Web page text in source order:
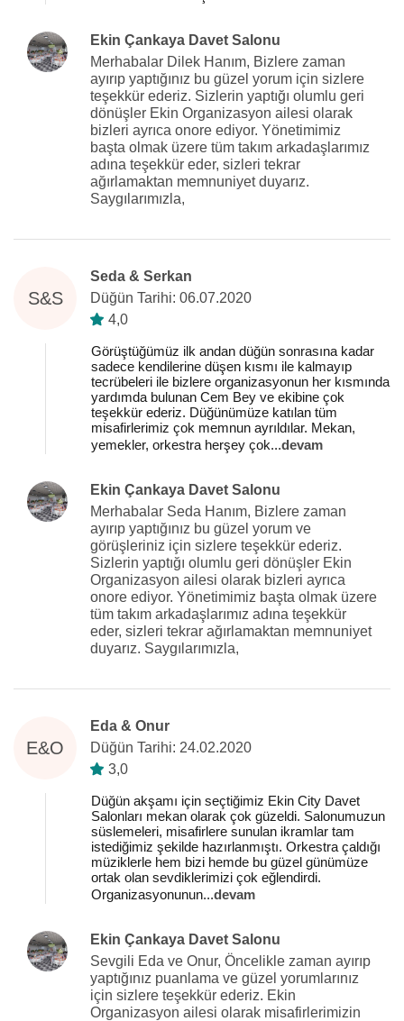
Ekin Çankaya Davet Salonu
Merhabalar Dilek Hanım, Bizlere zaman
ayırıp yaptığınız bu güzel yorum için sizlere
teşekkür ederiz. Sizlerin yaptığı olumlu geri
dönüşler Ekin Organizasyon ailesi olarak
bizleri ayrıca onore ediyor. Yönetimimiz
başta olmak üzere tüm takım arkadaşlarımız
adına teşekkür eder, sizleri tekrar
ağırlamaktan memnuniyet duyarız.
Saygılarımızla,
S&S
Seda & Serkan
Düğün Tarihi: 06.07.2020
4,0
Görüştüğümüz ilk andan düğün sonrasına kadar
sadece kendilerine düşen kısmı ile kalmayıp
tecrübeleri ile bizlere organizasyonun her kısmında
yardımda bulunan Cem Bey ve ekibine çok
teşekkür ederiz. Düğünümüze katılan tüm
misafirlerimiz çok memnun ayrıldılar. Mekan,
yemekler, orkestra herşey çok...devam
Ekin Çankaya Davet Salonu
Merhabalar Seda Hanım, Bizlere zaman
ayırıp yaptığınız bu güzel yorum ve
görüşleriniz için sizlere teşekkür ederiz.
Sizlerin yaptığı olumlu geri dönüşler Ekin
Organizasyon ailesi olarak bizleri ayrıca
onore ediyor. Yönetimimiz başta olmak üzere
tüm takım arkadaşlarımız adına teşekkür
eder, sizleri tekrar ağırlamaktan memnuniyet
duyarız. Saygılarımızla,
E&O
Eda & Onur
Düğün Tarihi: 24.02.2020
3,0
Düğün akşamı için seçtiğimiz Ekin City Davet
Salonları mekan olarak çok güzeldi. Salonumuzun
süslemeleri, misafirlere sunulan ikramlar tam
istediğimiz şekilde hazırlanmıştı. Orkestra çaldığı
müziklerle hem bizi hemde bu güzel günümüze
ortak olan sevdiklerimizi çok eğlendirdi.
Organizasyonunun...devam
Ekin Çankaya Davet Salonu
Sevgili Eda ve Onur, Öncelikle zaman ayırıp
yaptığınız puanlama ve güzel yorumlarınız
için sizlere teşekkür ederiz. Ekin
Organizasyon ailesi olarak misafirlerimizin